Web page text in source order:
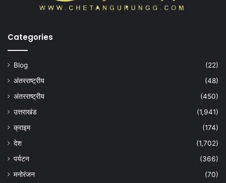
Categories
Blog
(22)
अंतरराष्ट्रीय
(48)
अंतरराष्ट्रीय
(450)
उत्तराखंड
(1,941)
क्राइम
(174)
देश
(1,702)
पर्यटन
(366)
मनोरंजन
(70)